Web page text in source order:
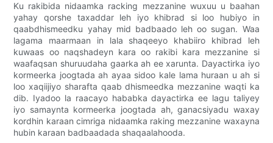
Ku rakibida nidaamka racking mezzanine wuxuu u baahan
yahay qorshe taxaddar leh iyo khibrad si loo hubiyo in
qaabdhismeedku yahay mid badbaado leh oo sugan. Waa
lagama maarmaan in lala shaqeeyo khabiiro khibrad leh
kuwaas oo naqshadeyn kara oo rakibi kara mezzanine si
waafaqsan shuruudaha gaarka ah ee xarunta. Dayactirka iyo
kormeerka joogtada ah ayaa sidoo kale lama huraan u ah si
loo xaqiijiyo sharafta qaab dhismeedka mezzanine waqti ka
dib. Iyadoo la raacayo hababka dayactirka ee lagu taliyey
iyo samaynta kormeerka joogtada ah, ganacsiyadu waxay
kordhin karaan cimriga nidaamka raking mezzanine waxayna
hubin karaan badbaadada shaqaalahooda.